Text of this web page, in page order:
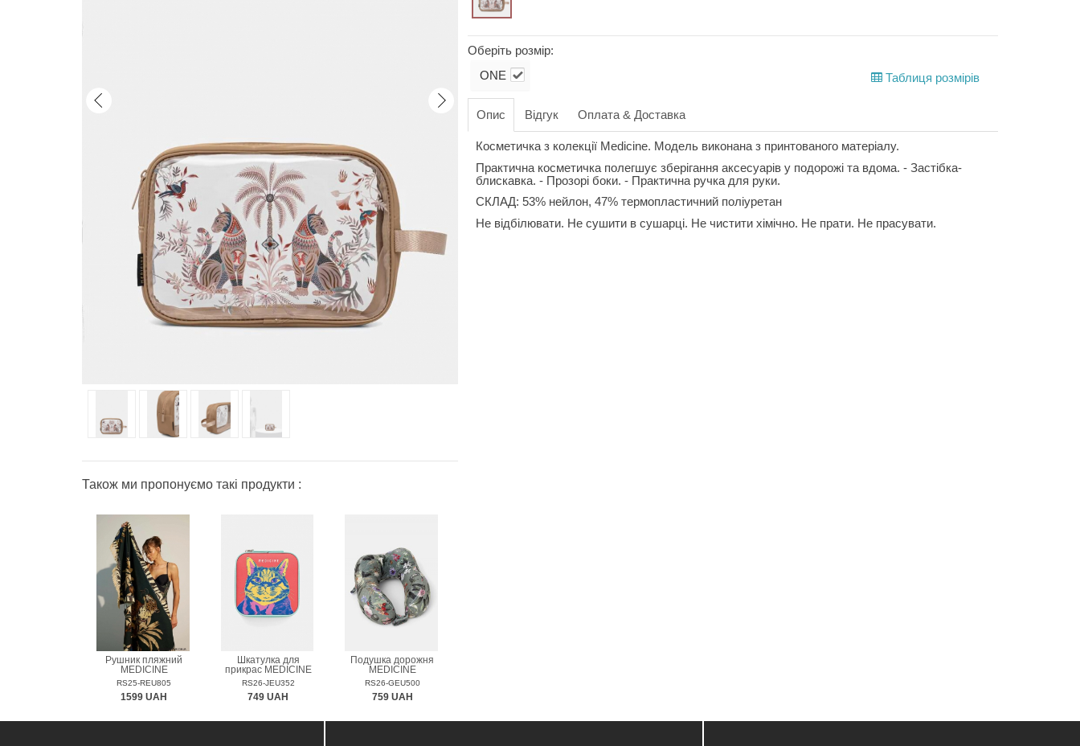
Також ми пропонуємо такі продукти :
Рушник пляжний
MEDICINE
RS25-REU805
1599 UAH
Шкатулка для
прикрас MEDICINE
RS26-JEU352
749 UAH
Подушка дорожня
MEDICINE
RS26-GEU500
759 UAH
Оберіть розмір:
ONE Таблиця розмірів
Опис Відгук Оплата & Доставка
Косметичка з колекції Medicine. Модель виконана з принтованого матеріалу.
Практична косметичка полегшує зберігання аксесуарів у подорожі та вдома. - Застібка-
блискавка. - Прозорі боки. - Практична ручка для руки.
СКЛАД: 53% нейлон, 47% термопластичний поліуретан
Не відбілювати. Не сушити в сушарці. Не чистити хімічно. Не прати. Не прасувати.